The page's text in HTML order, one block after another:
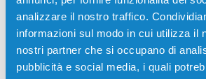
analizzare il nostro traffico.
informazioni sul modo in cui utilizza il
nostri partner che si occupano di
pubblicità e social media, i quali
03
giorni
02
ore
39
min
Più acquisti, più risparmi:
Visita la
visualizzare l'offerta